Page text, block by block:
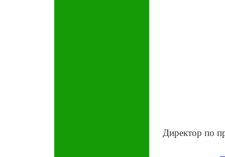
Директор по